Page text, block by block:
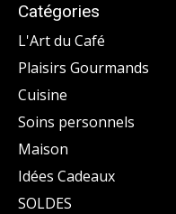
Catégories
L'Art du Café
Plaisirs Gourmands
Cuisine
Soins personnels
Maison
Idées Cadeaux
SOLDES